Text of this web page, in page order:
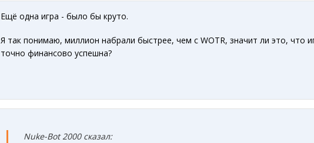
Ещё одна игра - было бы круто.
Я так понимаю, миллион набрали быстрее, чем с WOTR, значит ли это, что
точно финансово успешна?
Nuke-Bot 2000 сказал: